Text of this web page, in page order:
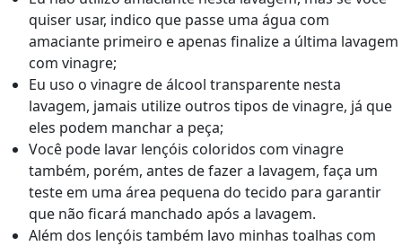
quiser usar, indico que passe uma água com
amaciante primeiro e apenas finalize a última lavagem
com vinagre;
Eu uso o vinagre de álcool transparente nesta
lavagem, jamais utilize outros tipos de vinagre, já que
eles podem manchar a peça;
Você pode lavar lençóis coloridos com vinagre
também, porém, antes de fazer a lavagem, faça um
teste em uma área pequena do tecido para garantir
que não ficará manchado após a lavagem.
Além dos lençóis também lavo minhas toalhas com